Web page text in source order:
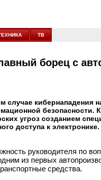
ТВ
борец с
случае кибернападения
безопасности.
угроз созданием
доступа к электронике.
руководителя по
из первых
средства.